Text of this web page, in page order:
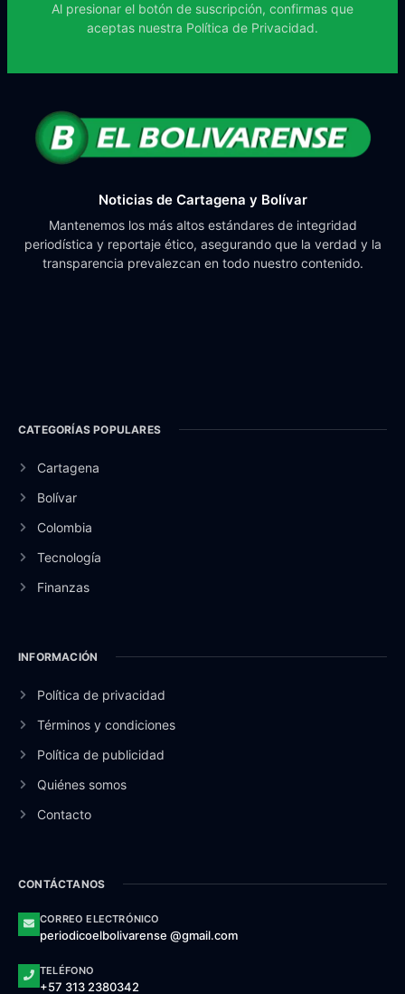
Al presionar el botón de suscripción, confirmas que
aceptas nuestra Política de Privacidad.
Noticias de Cartagena y Bolívar
Mantenemos los más altos estándares de integridad
periodística y reportaje ético, asegurando que la verdad y la
transparencia prevalezcan en todo nuestro contenido.
CATEGORÍAS POPULARES
Cartagena
Bolívar
Colombia
Tecnología
Finanzas
INFORMACIÓN
Política de privacidad
Términos y condiciones
Política de publicidad
Quiénes somos
Contacto
CONTÁCTANOS
CORREO ELECTRÓNICO
periodicoelbolivarense @gmail.com
TELÉFONO
+57 313 2380342